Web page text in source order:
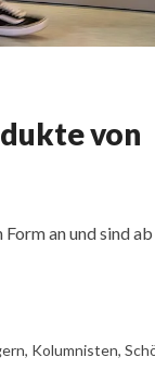
von
an und sind ab
Schweigert
Kolumnisten,